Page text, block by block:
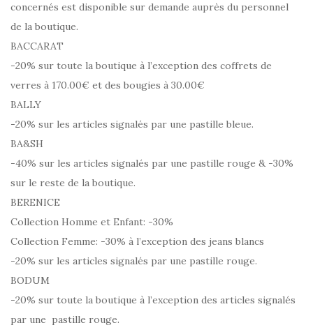
concernés est disponible sur demande auprès du personnel
de la boutique.
BACCARAT
-20% sur toute la boutique à l’exception des coffrets de
verres à 170.00€ et des bougies à 30.00€
BALLY
-20% sur les articles signalés par une pastille bleue.
BA&SH
-40% sur les articles signalés par une pastille rouge & -30%
sur le reste de la boutique.
BERENICE
Collection Homme et Enfant: -30%
Collection Femme: -30% à l’exception des jeans blancs
-20% sur les articles signalés par une pastille rouge.
BODUM
-20% sur toute la boutique à l’exception des articles signalés
par une pastille rouge.